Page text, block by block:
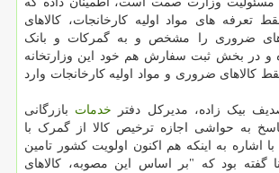
تعرفه های مواد اولیه کارخانجات، کالاهای
ضروری را مشخص و به گمرکات و بانک
و در بخش ثبت سفارش هم خود این وزارتخانه
کالاهای ضروری و مواد اولیه کارخانجات وارد
بیک زاده، مدیرکل دفتر خدمات بازرگانی
به حواشی اجازه ترخیص کالا از گمرک با
اشاره به اینکه هم اکنون اولویت کشور تامین
گفته بود که "بر اساس این مصوبه، کالاهای